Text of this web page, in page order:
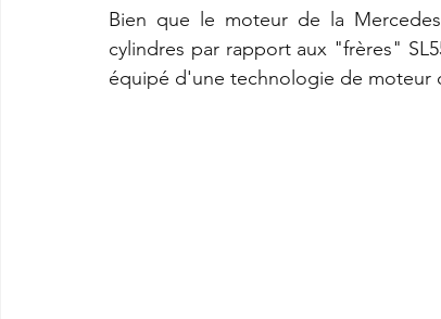
Bien que le moteur de la
cylindres par rapport aux "frères"
équipé d'une technologie de moteur